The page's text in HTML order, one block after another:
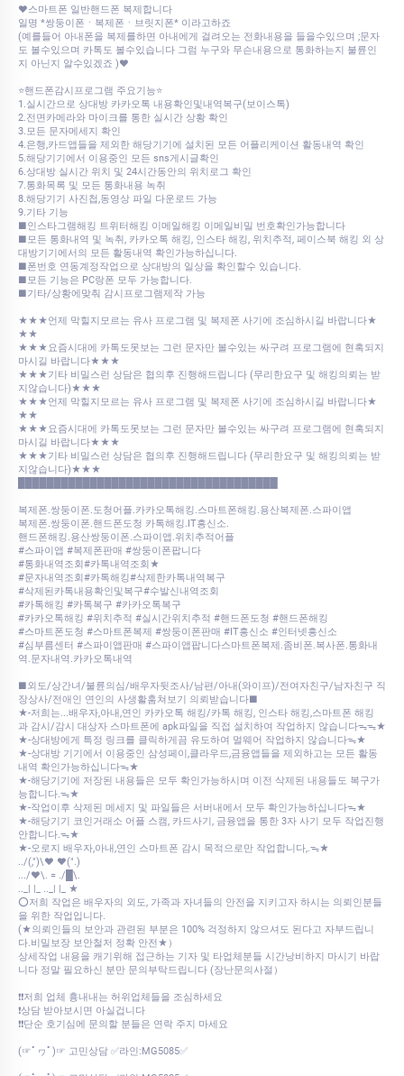
♥스마트폰 일반핸드폰 복제합니다
일명 *쌍둥이폰ㆍ복제폰ㆍ브릿지폰* 이라고하죠
(예를들어 아내폰을 복제를하면 아내에게 걸려오는 전화내용을 들을수있으며 ;문자
도 볼수있으며 카톡도 볼수있습니다 그럼 누구와 무슨내용으로 통화하는지 불륜인
지 아닌지 알수있겠죠 )♥
⭐핸드폰감시프로그램 주요기능⭐
1.실시간으로 상대방 카카오톡 내용확인및내역복구(보이스톡)
2.전면카메라와 마이크를 통한 실시간 상황 확인
3.모든 문자메세지 확인
4.은행,카드앱들을 제외한 해당기기에 설치된 모든 어플리케이션 활동내역 확인
5.해당기기에서 이용중인 모든 sns게시글확인
6.상대방 실시간 위치 및 24시간동안의 위치로그 확인
7.통화목록 및 모든 통화내용 녹취
8.해당기기 사진첩,동영상 파일 다운로드 가능
9.기타 기능
■인스타그램해킹 트위터해킹 이메일해킹 이메일비밀 번호확인가능합니다
■모든 통화내역 및 녹취, 카카오톡 해킹, 인스타 해킹, 위치추적, 페이스북 해킹 외 상
대방기기에서의 모든 활동내역 확인가능하십니다.
■폰번호 연동계정작업으로 상대방의 일상을 확인할수 있습니다.
■모든 기능은 PC랑폰 모두 가능합니다.
■기타/상황에맞춰 감시프로그램제작 가능
★★★언제 막힐지모르는 유사 프로그램 및 복제폰 사기에 조심하시길 바랍니다★
★★
★★★요즘시대에 카톡도못보는 그런 문자만 볼수있는 싸구려 프로그램에 현혹되지
마시길 바랍니다★★★
★★★기타 비밀스런 상담은 협의후 진행해드립니다 (무리한요구 및 해킹의뢰는 받
지않습니다)★★★
★★★언제 막힐지모르는 유사 프로그램 및 복제폰 사기에 조심하시길 바랍니다★
★★
★★★요즘시대에 카톡도못보는 그런 문자만 볼수있는 싸구려 프로그램에 현혹되지
마시길 바랍니다★★★
★★★기타 비밀스런 상담은 협의후 진행해드립니다 (무리한요구 및 해킹의뢰는 받
지않습니다)★★★
복제폰.쌍둥이폰.도청어플.카카오톡해킹.스마트폰해킹.용산복제폰.스파이앱
복제폰.쌍둥이폰.핸드폰도청 카톡해킹.IT흥신소.
핸드폰해킹.용산쌍둥이폰.스파이앱.위치추적어플
#스파이앱 #복제폰판매 #쌍둥이폰팝니다
#통화내역조회#카톡내역조회★
#문자내역조회#카톡해킹#삭제한카톡내역복구
#삭제된카톡내용확인및복구#수발신내역조회
#카톡해킹 #카톡복구 #카카오톡복구
#카카오톡해킹 #위치추적 #실시간위치추적 #핸드폰도청 #핸드폰해킹
#스마트폰도청 #스마트폰복제 #쌍둥이폰판매 #IT흥신소 #인터넷흥신소
#심부름센터 #스파이앱판매 #스파이앱팝니다스마트폰복제.좀비폰.복사폰.통화내
역.문자내역.카카오톡내역
■외도/상간녀/불륜의심/배우자뒷조사/남편/아내(와이프)/전여자친구/남자친구 직
장상사/전애인 연인의 사생활훔쳐보기 의뢰받습니다■
★-저희는...배우자,아내,연인 카카오톡 해킹/카톡 해킹, 인스타 해킹,스마트폰 해킹
과 감시/감시 대상자 스마트폰에 apk파일을 직접 설치하여 작업하지 않습니다ᯓᯓ★
★-상대방에게 특정 링크를 클릭하게끔 유도하여 멀웨어 작업하지 않습니다ᯓ★
★-상대방 기기에서 이용중인 삼성페이,클라우드,금융앱들을 제외하고는 모든 활동
내역 확인가능하십니다ᯓ★
★-해당기기에 저장된 내용들은 모두 확인가능하시며 이전 삭제된 내용들도 복구가
능합니다.ᯓ★
★-작업이후 삭제된 메세지 및 파일들은 서버내에서 모두 확인가능하십니다ᯓ★
★-해당기기 코인거래소 어플 스캠, 카드사기, 금융앱을 통한 3자 사기 모두 작업진행
안합니다.ᯓ★
★-오로지 배우자,아내,연인 스마트폰 감시 목적으로만 작업합니다,.ᯓ★
../(,")\♥ ♥(".)
.../♥\. = ./█\.
.._| |_ .._| |_ ★
⭕저희 작업은 배우자의 외도, 가족과 자녀들의 안전을 지키고자 하시는 의뢰인분들
을 위한 작업입니다.
(★의뢰인들의 보안과 관련된 부분은 100% 걱정하지 않으셔도 된다고 자부드립니
다.비밀보장 보안철저 정확 안전★）
상세작업 내용을 캐기위해 접근하는 기자 및 타업체분들 시간낭비하지 마시기 바랍
니다 정말 필요하신 분만 문의부탁드립니다 (장난문의사절）
❗❗저희 업체 흉내내는 허위업체들을 조심하세요
❗상담 받아보시면 아실겁니다
❗❗단순 호기심에 문의할 분들은 연락 주지 마세요
(☞ﾟヮﾟ)☞ 고민상담 ✅라인:MG5085✅